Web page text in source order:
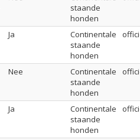
staande
honden
Ja
Continentale
staande
honden
Nee
Continentale
staande
honden
Ja
Continentale
staande
honden